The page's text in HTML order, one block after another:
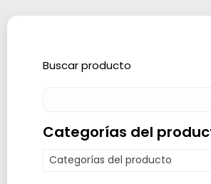
Buscar producto
Categorías del
Categorías del producto